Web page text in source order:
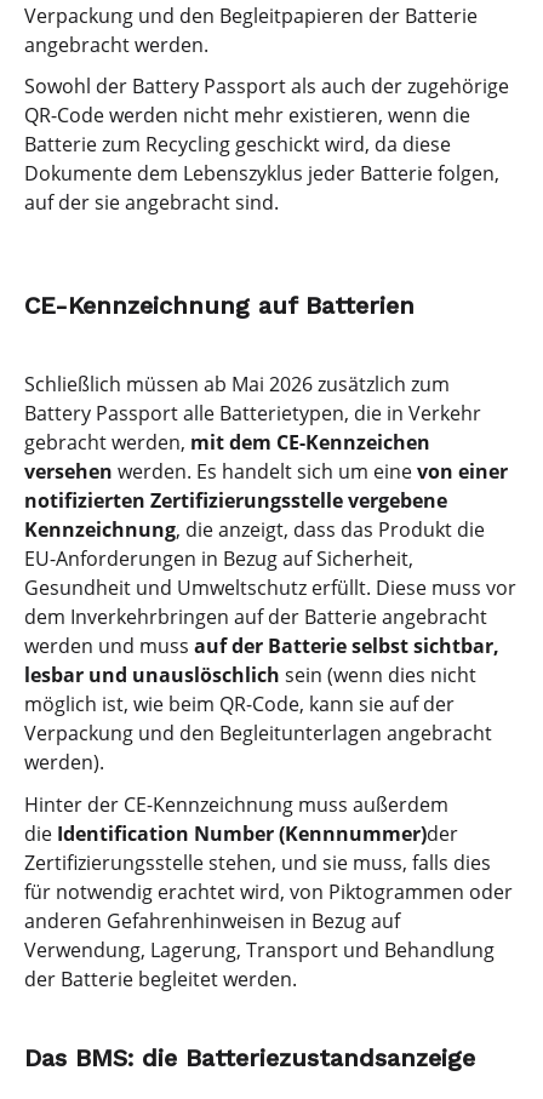
Verpackung und den Begleitpapieren der Batterie
angebracht werden.
Sowohl der Battery Passport als auch der zugehörige
QR-Code werden nicht mehr existieren, wenn die
Batterie zum Recycling geschickt wird, da diese
Dokumente dem Lebenszyklus jeder Batterie folgen,
auf der sie angebracht sind.
CE-Kennzeichnung auf Batterien
Schließlich müssen ab Mai 2026 zusätzlich zum
Battery Passport alle Batterietypen, die in Verkehr
gebracht werden, mit dem CE-Kennzeichen
versehen werden. Es handelt sich um einevon einer
notifizierten Zertifizierungsstelle vergebene
Kennzeichnung, die anzeigt, dass das Produkt die
EU-Anforderungen in Bezug auf Sicherheit,
Gesundheit und Umweltschutz erfüllt. Diese muss vor
dem Inverkehrbringen auf der Batterie angebracht
werden und muss auf der Batterie selbst sichtbar,
lesbar und unauslöschlich sein (wenn dies nicht
möglich ist, wie beim QR-Code, kann sie auf der
Verpackung und den Begleitunterlagen angebracht
werden).
Hinter der CE-Kennzeichnung muss außerdem
die Identification Number (Kennnummer)der
Zertifizierungsstelle stehen, und sie muss, falls dies
für notwendig erachtet wird, von Piktogrammen oder
anderen Gefahrenhinweisen in Bezug auf
Verwendung, Lagerung, Transport und Behandlung
der Batterie begleitet werden.
Das BMS: die Batteriezustandsanzeige